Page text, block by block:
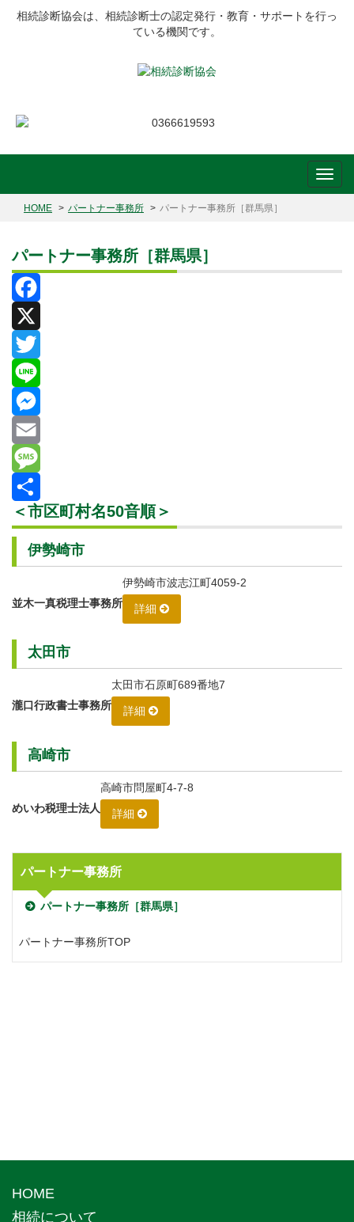
相続診断協会は、相続診断士の認定発行・教育・サポートを行っ
ている機関です。
HOME パートナー事務所 パートナー事務所［群馬県］
パートナー事務所［群馬県］
Facebook
X
Twitter
Line
Messenger
Email
Message
共
＜市区町村名50音順＞
伊勢崎市
並木一真税理士事務所
伊勢崎市波志江町4059-2
詳細
太田市
瀧口行政書士事務所
太田市石原町689番地7
詳細
高崎市
めいわ税理士法人
高崎市問屋町4-7-8
詳細
パートナー事務所
パートナー事務所［群馬県］
パートナー事務所TOP
HOME
相続について